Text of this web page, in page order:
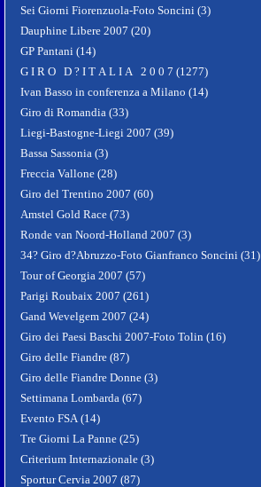
Sei Giorni Fiorenzuola-Foto Soncini (3)
Dauphine Libere 2007 (20)
GP Pantani (14)
G I R O D ? I T A L I A 2 0 0 7 (1277)
Ivan Basso in conferenza a Milano (14)
Giro di Romandia (33)
Liegi-Bastogne-Liegi 2007 (39)
Bassa Sassonia (3)
Freccia Vallone (28)
Giro del Trentino 2007 (60)
Amstel Gold Race (73)
Ronde van Noord-Holland 2007 (3)
34? Giro d?Abruzzo-Foto Gianfranco Soncini (31)
Tour of Georgia 2007 (57)
Parigi Roubaix 2007 (261)
Gand Wevelgem 2007 (24)
Giro dei Paesi Baschi 2007-Foto Tolin (16)
Giro delle Fiandre (87)
Giro delle Fiandre Donne (3)
Settimana Lombarda (67)
Evento FSA (14)
Tre Giorni La Panne (25)
Criterium Internazionale (3)
Sportur Cervia 2007 (87)